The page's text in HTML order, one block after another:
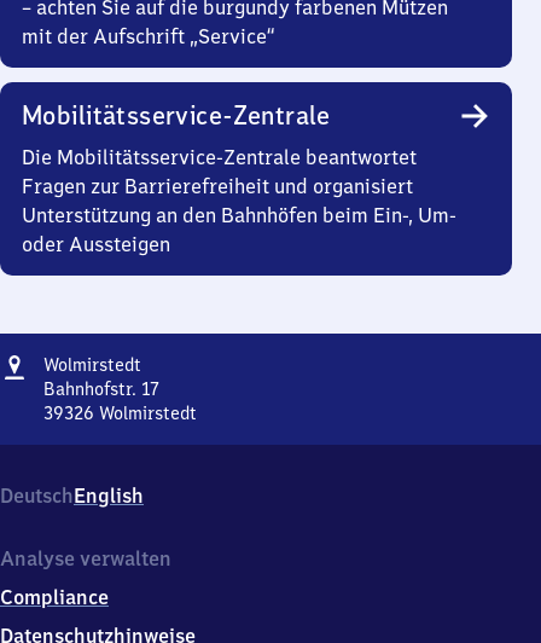
– achten Sie auf die burgundy farbenen Mützen
mit der Aufschrift „Service“
Mobilitätsservice-Zentrale
Die Mobilitätsservice-Zentrale beantwortet
Fragen zur Barrierefreiheit und organisiert
Unterstützung an den Bahnhöfen beim Ein-, Um-
oder Aussteigen
Adresse
Wolmirstedt
Bahnhofstr. 17
39326 Wolmirstedt
17,
3
3
6
Wolmirstedt
DeutschEnglish
Analyse verwalten
Compliance
Datenschutzhinweise